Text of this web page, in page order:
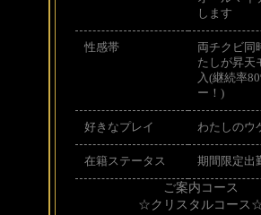
します
性感帯
両チクビ同
たしが昇天
入(継続率
ー！)
好きなプレイ わたしのウ
在籍ステータス 期間限定出
ご案内コース
☆クリスタルコース